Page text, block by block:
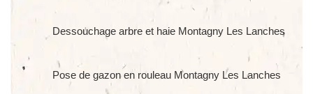
Dessouchage arbre et haie Montagny Les Lanches
Pose de gazon en rouleau Montagny Les Lanches